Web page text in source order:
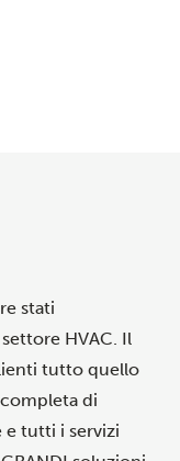
stati
HVAC. Il
tutto quello
di
e tutti i servizi